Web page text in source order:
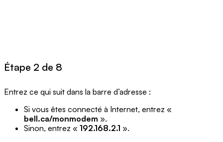
Étape 2 de 8
Entrez ce qui suit dans la barre d’adresse :
Si vous êtes connecté à Internet, entrez «
bell.ca/monmodem ».
Sinon, entrez « 192.168.2.1 ».